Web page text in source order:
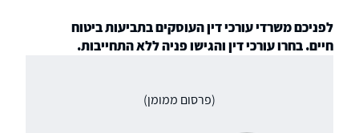
לפניכם משרדי עורכי דין העוסקים בתביעות ביטוח
חיים. בחרו עורכי דין והגישו פניה ללא התחייבות.
(פרסום ממומן)